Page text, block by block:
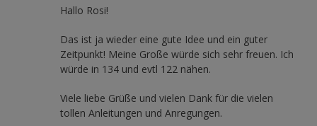
Hallo Rosi!
Das ist ja wieder eine gute Idee und ein guter
Zeitpunkt! Meine Große würde sich sehr freuen. Ich
würde in 134 und evtl 122 nähen.
Viele liebe Grüße und vielen Dank für die vielen
tollen Anleitungen und Anregungen.